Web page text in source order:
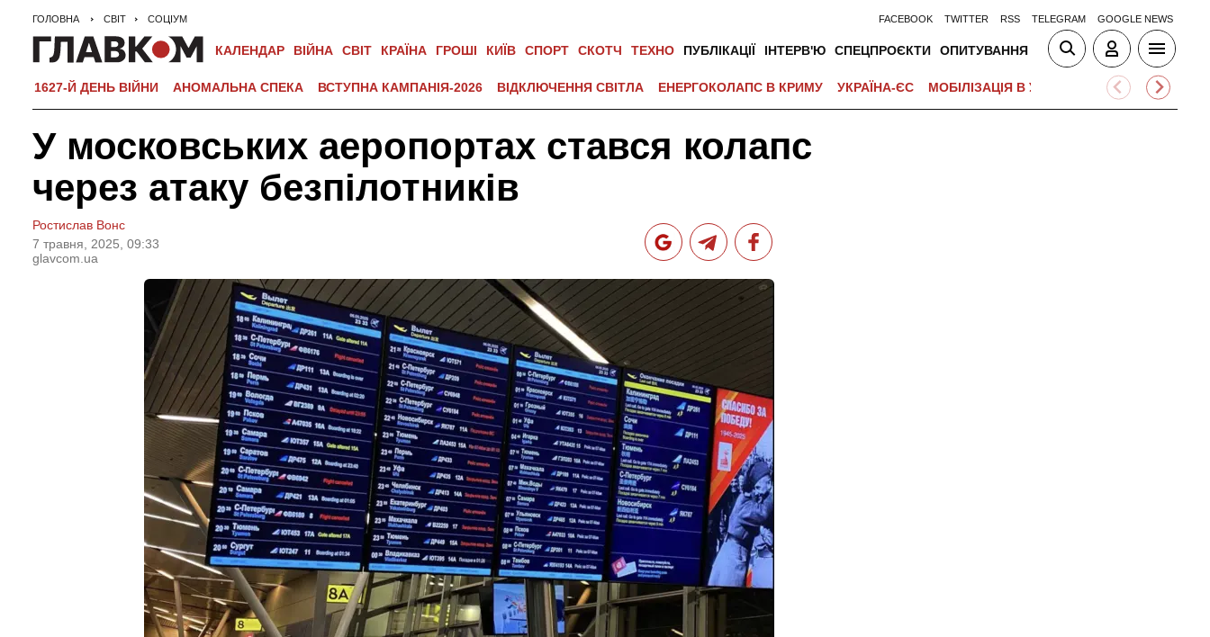
ГОЛОВНА СВІТ СОЦІУМ FACEBOOK TWITTER RSS TELEGRAM GOOGLE NEWS
КАЛЕНДАР ВІЙНА СВІТ КРАЇНА ГРОШІ КИЇВ СПОРТ СКОТЧ ТЕХНО ПУБЛІКАЦІЇ ІНТЕРВ'Ю СПЕЦПРОЄКТИ ОПИТУВАННЯ
1627-Й ДЕНЬ ВІЙНИ АНОМАЛЬНА СПЕКА ВСТУПНА КАМПАНІЯ-2026 ВІДКЛЮЧЕННЯ СВІТЛА ЕНЕРГОКОЛАПС В КРИМУ УКРАЇНА-ЄС МОБІЛІЗАЦІЯ В УКРАЇНІ ВІЙНА НА
У московських аеропортах стався колапс
через атаку безпілотників
Ростислав Вонс
7 травня, 2025, 09:33
glavcom.ua